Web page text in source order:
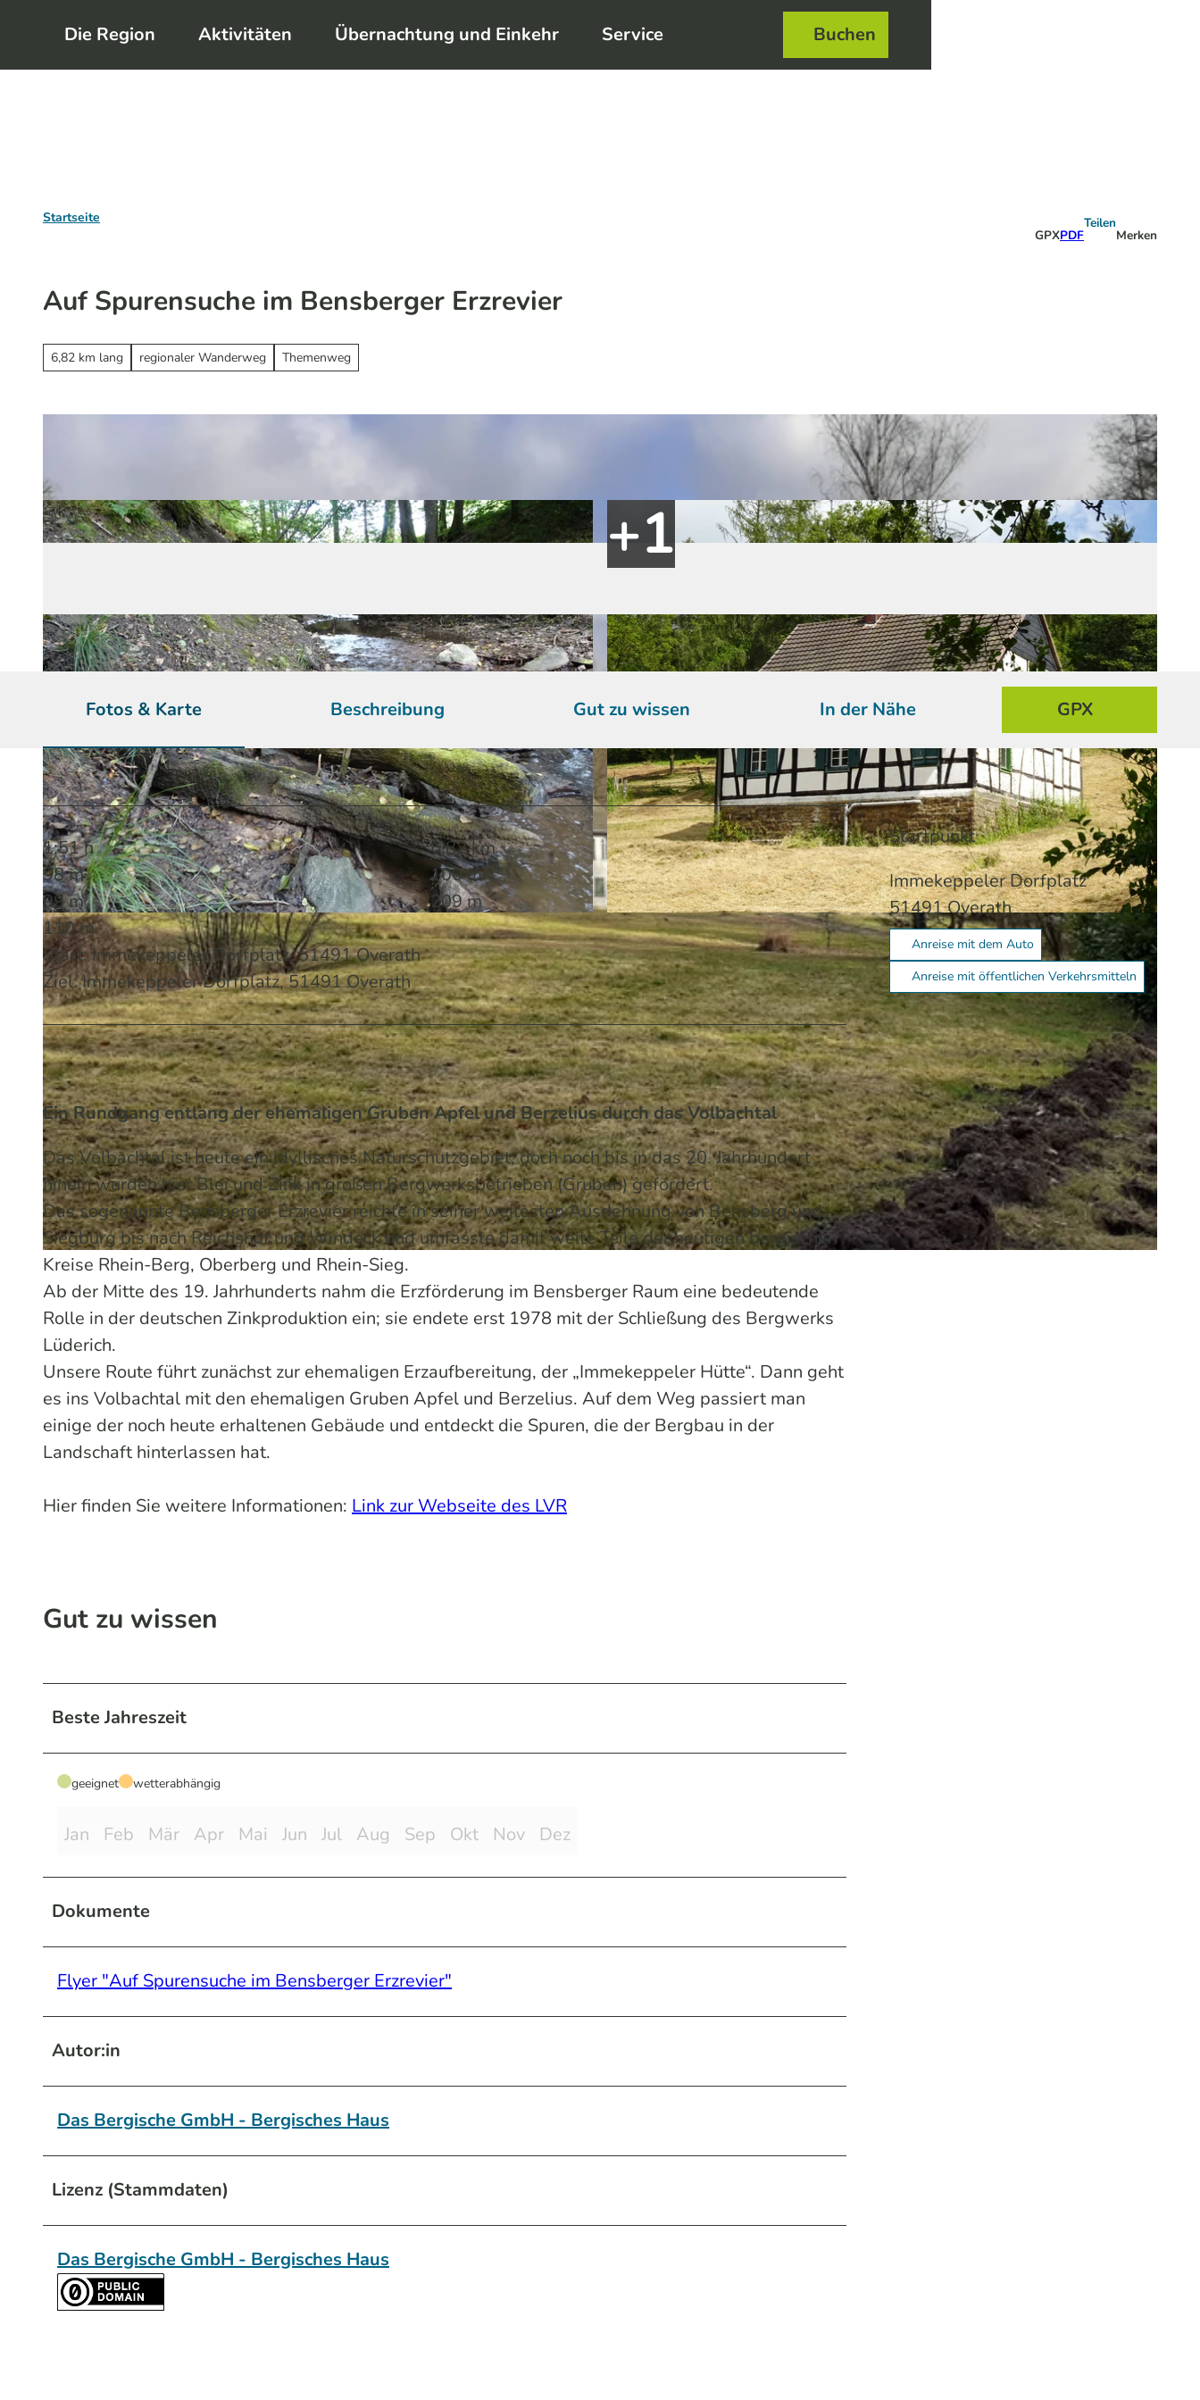
m
Die Region Aktivitäten Übernachtung und Einkehr Service Buchen
Startseite
GPXPDF
Teilen
Merken
Auf Spurensuche im Bensberger Erzrevier
6,82 km lang regionaler Wanderweg Themenweg
© Lothar Eschbach | KI-optimiert
© Peter Schönfeld | KI-optimiert © Peter Schönfeld | KI-optimiert
Fotos & Karte Beschreibung Gut zu wissen In der Nähe GPX
1:51 h
6,82 km
98 m
100 m
99 m
209 m
110 m
Start: Immekeppeler Dorfplatz, 51491 Overath
Ziel: Immekeppeler Dorfplatz, 51491 Overath
Ein Rundgang entlang der ehemaligen Gruben Apfel und Berzelius durch das Volbachtal
Das Volbachtal ist heute ein idyllisches Naturschutzgebiet, doch noch bis in das 20. Jahrhundert
hinein wurden hier Blei und Zink in großen Bergwerksbetrieben (Gruben) gefördert.
Das sogenannte Bensberger Erzrevier reichte in seiner weitesten Ausdehnung von Bensberg und
Siegburg bis nach Reichshof und Windeck und umfasste damit weite Teile der heutigen bergischen
Kreise Rhein-Berg, Oberberg und Rhein-Sieg.
Ab der Mitte des 19. Jahrhunderts nahm die Erzförderung im Bensberger Raum eine bedeutende
Rolle in der deutschen Zinkproduktion ein; sie endete erst 1978 mit der Schließung des Bergwerks
Lüderich.
Unsere Route führt zunächst zur ehemaligen Erzaufbereitung, der „Immekeppeler Hütte“. Dann geht
es ins Volbachtal mit den ehemaligen Gruben Apfel und Berzelius. Auf dem Weg passiert man
einige der noch heute erhaltenen Gebäude und entdeckt die Spuren, die der Bergbau in der
Landschaft hinterlassen hat.
Hier finden Sie weitere Informationen: Link zur Webseite des LVR
Gut zu wissen
Beste Jahreszeit
geeignet wetterabhängig
Jan Feb Mär Apr Mai Jun Jul Aug Sep Okt Nov Dez
Dokumente
Flyer "Auf Spurensuche im Bensberger Erzrevier"
Autor:in
Das Bergische GmbH - Bergisches Haus
Lizenz (Stammdaten)
Das Bergische GmbH - Bergisches Haus
Startpunkt
Immekeppeler Dorfplatz
51491Overath
Anreise mit dem Auto
Anreise mit öffentlichen Verkehrsmitteln